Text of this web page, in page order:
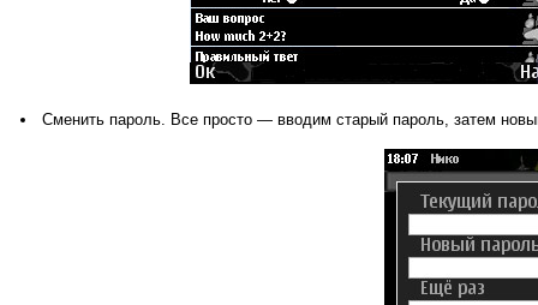
Сменить пароль. Все просто — вводим старый пароль, затем